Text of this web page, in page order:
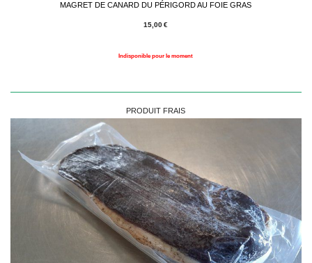
MAGRET DE CANARD DU PÉRIGORD AU FOIE GRAS
15,00€
Indisponible pour le moment
PRODUIT FRAIS